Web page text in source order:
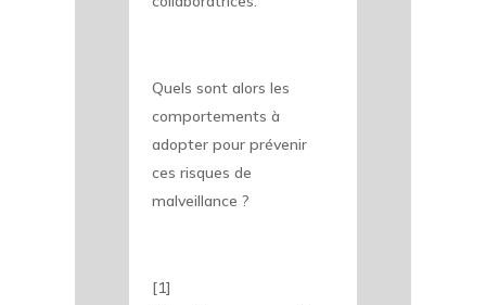
Quels sont alors les
comportements à
adopter pour prévenir
ces risques de
malveillance ?
[1]